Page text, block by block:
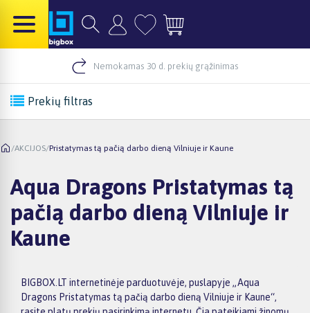
Nemokamas 30 d. prekių grąžinimas
Prekių filtras
/AKCIJOS/Pristatymas tą pačią darbo dieną Vilniuje ir Kaune
Aqua Dragons Pristatymas tą
pačią darbo dieną Vilniuje ir
Kaune
BIGBOX.LT internetinėje parduotuvėje, puslapyje „Aqua
Dragons Pristatymas tą pačią darbo dieną Vilniuje ir Kaune“,